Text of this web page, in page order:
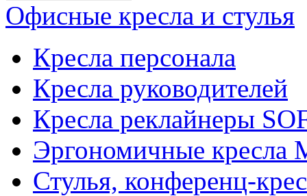
Офисные кресла и стулья
Кресла персонала
Кресла руководителей
Кресла реклайнеры
Эргономичные
Стулья, конференц-